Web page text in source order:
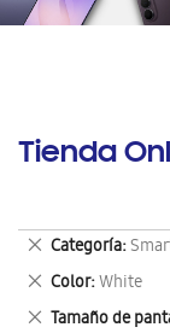
Tienda
Categoría
Eliminar
este
artículo
Color White
Eliminar
este
Tamaño de
Eliminar